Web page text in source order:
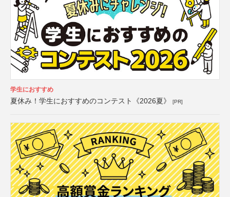
学生におすすめ
夏休み！学生におすすめのコンテスト《2026夏》 [PR]